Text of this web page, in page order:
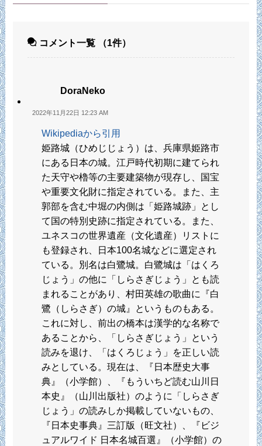
コメント一覧 （1件）
DoraNeko
2022年11月22日 12:23 AM
Wikipediaから引用
姫路城（ひめじじょう）は、兵庫県姫路市
にある日本の城。江戸時代初期に建てられ
た天守や櫓等の主要建築物が現存し、国宝
や重要文化財に指定されている。また、主
郭部を含む中堀の内側は「姫路城跡」とし
て国の特別史跡に指定されている。また、
ユネスコの世界遺産（文化遺産）リストに
も登録され、日本100名城などに選定され
ている。別名は白鷺城。白鷺城は「はくろ
じょう」の他に「しらさぎじょう」とも読
まれることがあり、村田英雄の歌曲に『白
鷺（しらさぎ）の城』というものもある。
これに対し、前出の橋本は漢学的な名称で
あることから、「しらさぎじょう」という
読みを退け、「はくろじょう」を正しい読
みとしている。現在は、『日本歴史大事
典』（小学館）、『もういちど読む山川日
本史』（山川出版社）のように「しらさぎ
じょう」の読みしか掲載していないもの、
『日本史事典』三訂版（旺文社）、『ビジ
ュアルワイド 日本名城百選』（小学館）の